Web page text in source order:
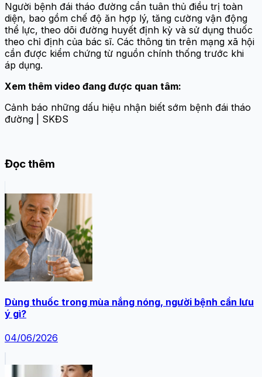
Người bệnh đái tháo đường cần tuân thủ điều trị toàn
diện, bao gồm chế độ ăn hợp lý, tăng cường vận động
thể lực, theo dõi đường huyết định kỳ và sử dụng thuốc
theo chỉ định của bác sĩ. Các thông tin trên mạng xã hội
cần được kiểm chứng từ nguồn chính thống trước khi
áp dụng.
Xem thêm video đang được quan tâm:
Cảnh báo những dấu hiệu nhận biết sớm bệnh đái tháo
đường | SKĐS
Đọc thêm
Dùng thuốc trong mùa nắng nóng, người bệnh cần lưu
ý gì?
04/06/2026